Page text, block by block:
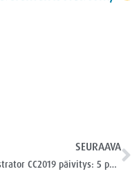
SEURAAVA
Illustrator CC2019 päivitys: 5 parasta uutta asiaa